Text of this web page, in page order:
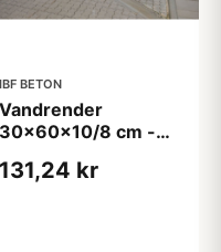
IBF BETON
Vandrender
30x60x10/8 cm -
131,24 kr